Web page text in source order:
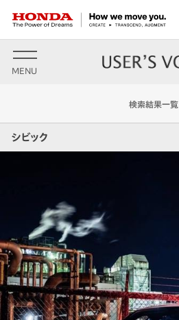
MENU
検索結果一覧
シビック